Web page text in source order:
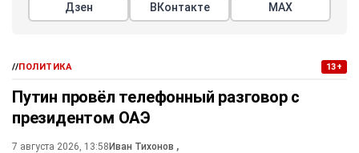
Дзен ВКонтакте МАХ
//ПОЛИТИКА 13+
Путин провёл телефонный разговор с
президентом ОАЭ
7 августа 2026, 13:58 Иван Тихонов ,